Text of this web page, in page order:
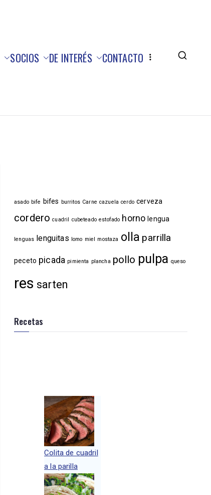
SOCIOS DE INTERÉS CONTACTO
asado bife bifes burritos Carne cazuela cerdo cerveza
cordero cuadril cubeteado estofado horno lengua
lenguas lenguitas lomo miel mostaza olla parrilla
peceto picada pimienta plancha pollo pulpa queso
res sarten
Recetas
Colita de cuadril
a la parilla